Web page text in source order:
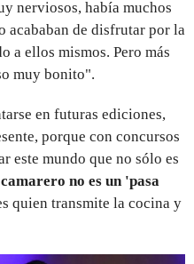
nerviosos, había muchos
acababan de disfrutar por la
a ellos mismos. Pero más
muy bonito".
en futuras ediciones,
porque con concursos
este mundo que no sólo es
no es un 'pasa
quien transmite la cocina y